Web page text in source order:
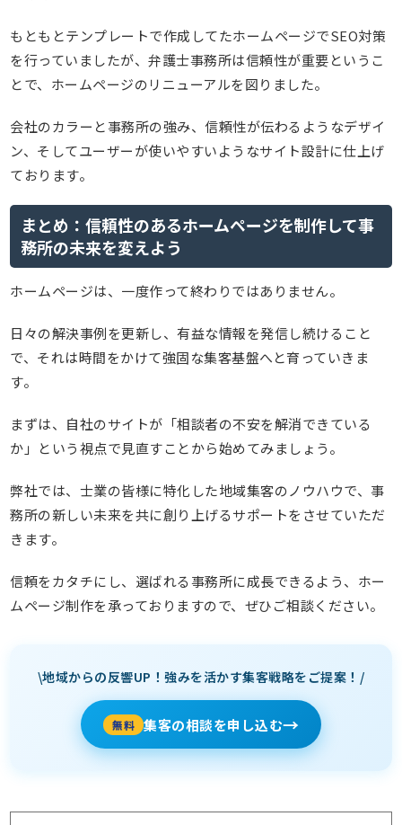
もともとテンプレートで作成してたホームページでSEO対策
を行っていましたが、弁護士事務所は信頼性が重要というこ
とで、ホームページのリニューアルを図りました。
会社のカラーと事務所の強み、信頼性が伝わるようなデザイ
ン、そしてユーザーが使いやすいようなサイト設計に仕上げ
ております。
まとめ：信頼性のあるホームページを制作して事
務所の未来を変えよう
ホームページは、一度作って終わりではありません。
日々の解決事例を更新し、有益な情報を発信し続けること
で、それは時間をかけて強固な集客基盤へと育っていきま
す。
まずは、自社のサイトが「相談者の不安を解消できている
か」という視点で見直すことから始めてみましょう。
弊社では、士業の皆様に特化した地域集客のノウハウで、事
務所の新しい未来を共に創り上げるサポートをさせていただ
きます。
信頼をカタチにし、選ばれる事務所に成長できるよう、ホー
ムページ制作を承っておりますので、ぜひご相談ください。
\地域からの反響UP！強みを活かす集客戦略をご提案！/
無料 集客の相談を申し込む→